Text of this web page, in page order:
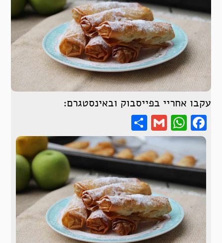
עקבו אחריי בפייסבוק ובאינסטגרם:
Facebook
WhatsApp
Gmail